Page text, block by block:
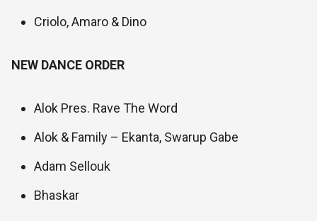
Criolo, Amaro & Dino
NEW DANCE ORDER
Alok Pres. Rave The Word
Alok & Family – Ekanta, Swarup Gabe
Adam Sellouk
Bhaskar